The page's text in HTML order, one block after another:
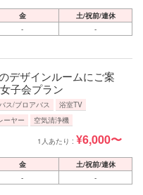
金
土/祝前/連休
- -
デザインルームにご案
子会プラン
ス/ブロアバス
浴室TV
ーヤー 空気清浄機
1人あたり : ¥6,000〜
金
土/祝前/連休
- -